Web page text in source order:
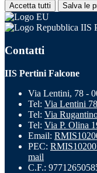
Accetta tutti Salva le
IIS
Contatti
IIS Pertini Falcone
Via Lentini, 78 -
Tel: Via Lentini
Tel: Via
Tel: Via P. Olina
Email:
PEC:
mail
C.F.: